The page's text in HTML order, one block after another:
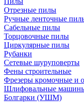
Отрезные пилы
Ручные ленточные
Сабельные пилы
Торцовочные пилы
Циркулярные пилы
Рубанки
Сетевые шуруповерты
Фены строительные
Фрезеры кромочные и
Шлифовальные
Болгарки (УШМ)